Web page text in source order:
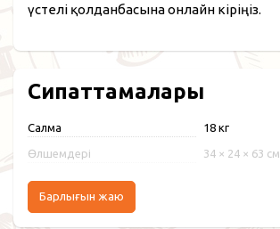
үстелі қолданбасына онлайн кіріңіз.
Сипаттамалары
Салмақ 18 кг
Өлшемдері 34 × 24 × 63 см
Барлығын жаю